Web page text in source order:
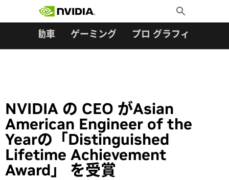
Toggle
Search
自動車 ゲーミング プロ グラフィックス
NVIDIA の CEO がAsian
American Engineer of the
Yearの「Distinguished
Lifetime Achievement
Award」 を受賞